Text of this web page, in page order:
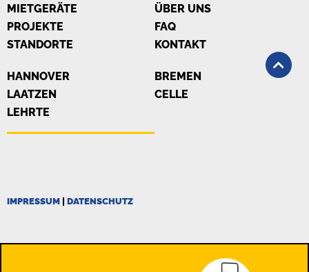
MIETGERÄTE
PROJEKTE
STANDORTE
ÜBER UNS
FAQ
KONTAKT
HANNOVER
LAATZEN
LEHRTE
BREMEN
CELLE
IMPRESSUM | DATENSCHUTZ